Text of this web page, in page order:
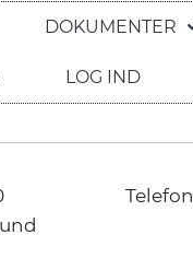
DOKUMENTER
LOG IND
Telefon